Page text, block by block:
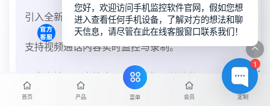
引入全新界面设计，操作更简洁直观。
支持视频通话内容实时监控与录制。
开发多端云同步技术，实现数据无缝连接。
首页 产品 菜单 会员 定制
1
您好，欢迎访问手机监控软件官网，假如您想
进入查看任何手机设备，了解对方的想法和聊
天信息，请尽管在此在线客服窗口联系我们！